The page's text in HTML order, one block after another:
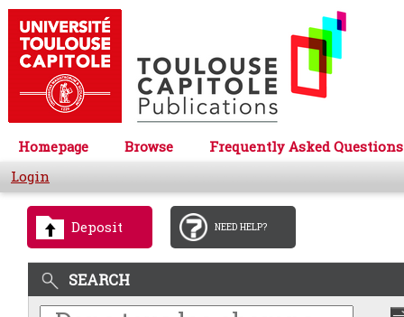
Homepage Browse
Frequently Asked Questions
Login
Deposit NEED HELP?
SEARCH